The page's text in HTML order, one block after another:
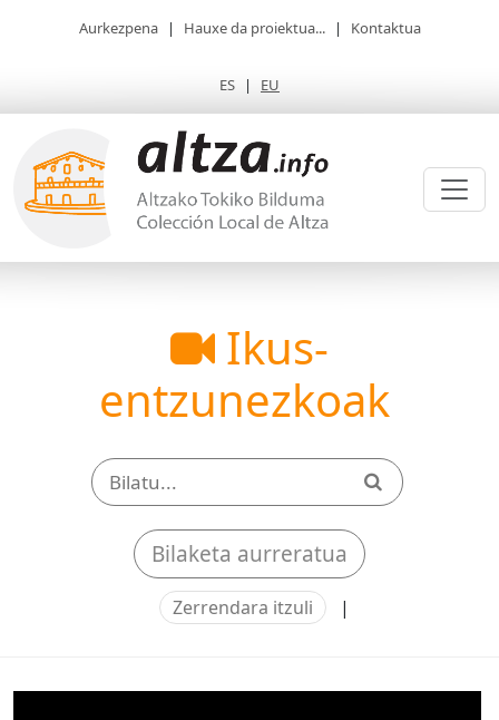
Aurkezpena | Hauxe da proiektua... | Kontaktua
ES | EU
Ikus-
entzunezkoak
Bilaketa aurreratua
Zerrendara itzuli |